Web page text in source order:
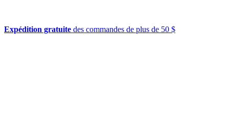
Expédition gratuite des commandes de plus de 50 $